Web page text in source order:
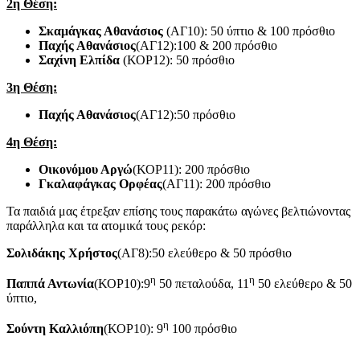
2η Θέση:
Σκαμάγκας Αθανάσιος (ΑΓ10): 50 ύπτιο & 100 πρόσθιο
Παχής Αθανάσιος(ΑΓ12):100 & 200 πρόσθιο
Σαχίνη Ελπίδα (ΚΟΡ12): 50 πρόσθιο
3η Θέση:
Παχής Αθανάσιος(ΑΓ12):50 πρόσθιο
4η Θέση:
Οικονόμου Αργώ(ΚΟΡ11): 200 πρόσθιο
Γκαλαφάγκας Ορφέας(ΑΓ11): 200 πρόσθιο
Τα παιδιά μας έτρεξαν επίσης τους παρακάτω αγώνες βελτιώνοντας
παράλληλα και τα ατομικά τους ρεκόρ:
Σολιδάκης Χρήστος(ΑΓ8):50 ελεύθερο & 50 πρόσθιο
Παππά Αντωνία(ΚΟΡ10):9η 50 πεταλούδα, 11 η 50 ελεύθερο & 50
ύπτιο,
Σούντη Καλλιόπη(ΚΟΡ10): 9η 100 πρόσθιο